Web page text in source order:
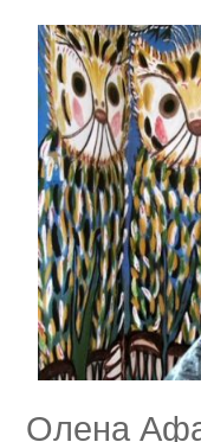
Олена